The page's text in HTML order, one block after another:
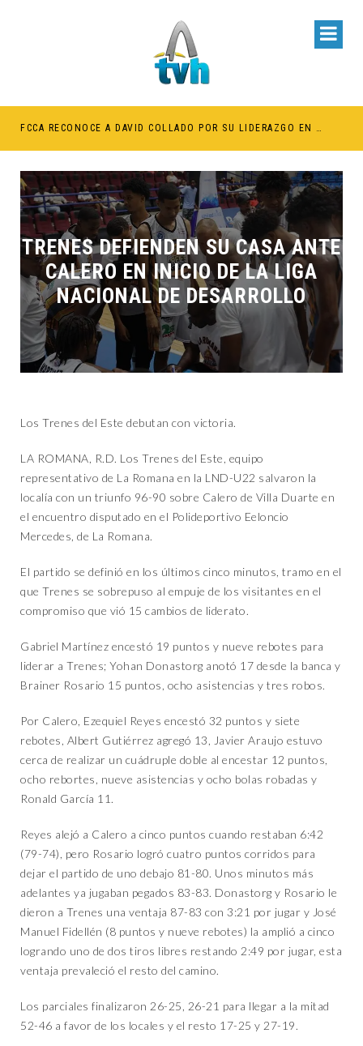
FCCA RECONOCE A DAVID COLLADO POR SU LIDERAZGO EN EL CRECIMIENTO DE LA INDUSTRIA DE CRUCEROS EN RD
TRENES DEFIENDEN SU CASA ANTE
CALERO EN INICIO DE LA LIGA
NACIONAL DE DESARROLLO
Los Trenes del Este debutan con victoria.
LA ROMANA, R.D. Los Trenes del Este, equipo
representativo de La Romana en la LND-U22 salvaron la
localía con un triunfo 96-90 sobre Calero de Villa Duarte en
el encuentro disputado en el Polideportivo Eeloncio
Mercedes, de La Romana.
El partido se definió en los últimos cinco minutos, tramo en el
que Trenes se sobrepuso al empuje de los visitantes en el
compromiso que vió 15 cambios de liderato.
Gabriel Martínez encestó 19 puntos y nueve rebotes para
liderar a Trenes; Yohan Donastorg anotó 17 desde la banca y
Brainer Rosario 15 puntos, ocho asistencias y tres robos.
Por Calero, Ezequiel Reyes encestó 32 puntos y siete
rebotes, Albert Gutiérrez agregó 13, Javier Araujo estuvo
cerca de realizar un cuádruple doble al encestar 12 puntos,
ocho rebortes, nueve asistencias y ocho bolas robadas y
Ronald García 11.
Reyes alejó a Calero a cinco puntos cuando restaban 6:42
(79-74), pero Rosario logró cuatro puntos corridos para
dejar el partido de uno debajo 81-80. Unos minutos más
adelantes ya jugaban pegados 83-83. Donastorg y Rosario le
dieron a Trenes una ventaja 87-83 con 3:21 por jugar y José
Manuel Fidellén (8 puntos y nueve rebotes) la amplió a cinco
logrando uno de dos tiros libres restando 2:49 por jugar, esta
ventaja prevaleció el resto del camino.
Los parciales finalizaron 26-25, 26-21 para llegar a la mitad
52-46 a favor de los locales y el resto 17-25 y 27-19.